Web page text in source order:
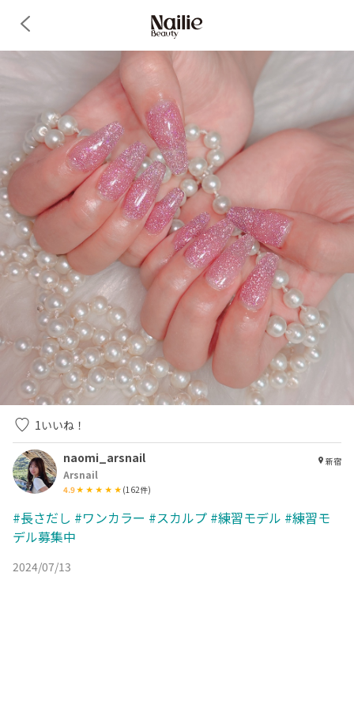
1いいね！
naomi_arsnail
Arsnail
4.9 (162件)
新宿
#長さだし #ワンカラー #スカルプ #練習モデル #練習モ
デル募集中
2024/07/13